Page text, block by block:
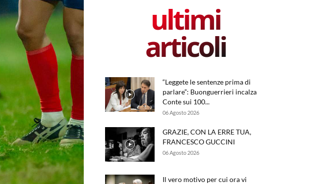
ultimi
articoli
“Leggete le sentenze prima di
parlare”: Buonguerrieri incalza
Conte sui 100...
06 Agosto 2026
GRAZIE, CON LA ERRE TUA,
FRANCESCO GUCCINI
06 Agosto 2026
Il vero motivo per cui ora vi